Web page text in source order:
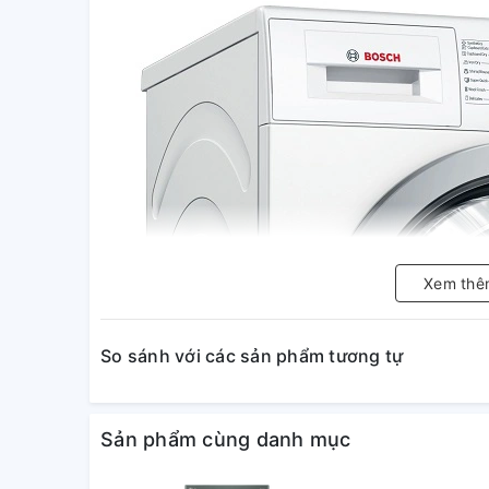
Xem
So sánh với các sản phẩm tương tự
Sản phẩm cùng danh mục